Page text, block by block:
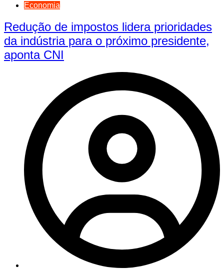
Economia
Redução de impostos lidera prioridades
da indústria para o próximo presidente,
aponta CNI